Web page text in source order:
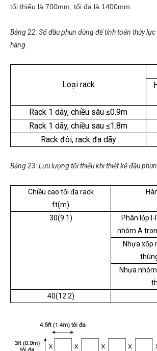
tối thiểu là 700mm, tối đa là 1400mm.
Bảng 22: Số đầu phun dùng để tính toán thủy
hàng
Loại rack
Rack 1 dãy, chiều sâu ≤0.9m
Rack 1 dãy, chiều sau ≤1.8m
Rack đôi, rack đa dãy
Bảng 23: Lưu lượng tối thiểu khi thiết kế đầu
Chiều cao tối đa rack
ft(m)
30(9.1)
Phân lớp
nhóm A
Nhựa xốp
Nhựa
40(12.2)